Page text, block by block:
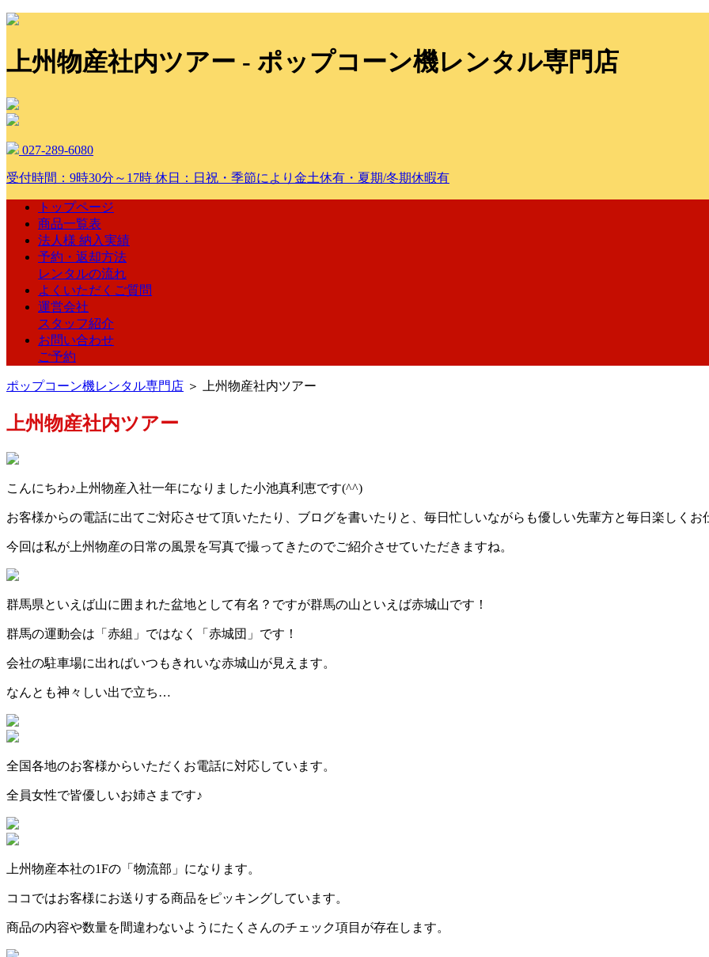
上州物産社内ツアー - ポップコーン機レンタル専門店
027-289-6080
受付時間：9時30分～17時 休日：日祝・季節により金土休有・夏期/冬期休暇有
トップページ
商品一覧表
法人様 納入実績
予約・返却方法
レンタルの流れ
よくいただくご質問
運営会社
スタッフ紹介
お問い合わせ
ご予約
ポップコーン機レンタル専門店 ＞ 上州物産社内ツアー
上州物産社内ツアー
こんにちわ♪上州物産入社一年になりました小池真利恵です(^^)
お客様からの電話に出てご対応させて頂いたたり、ブログを書いたりと、毎日忙しいながらも優しい先輩方と毎日楽しくお
今回は私が上州物産の日常の風景を写真で撮ってきたのでご紹介させていただきますね。
群馬県といえば山に囲まれた盆地として有名？ですが群馬の山といえば赤城山です！
群馬の運動会は「赤組」ではなく「赤城団」です！
会社の駐車場に出ればいつもきれいな赤城山が見えます。
なんとも神々しい出で立ち…
全国各地のお客様からいただくお電話に対応しています。
全員女性で皆優しいお姉さまです♪
上州物産本社の1Fの「物流部」になります。
ココではお客様にお送りする商品をピッキングしています。
商品の内容や数量を間違わないようにたくさんのチェック項目が存在します。